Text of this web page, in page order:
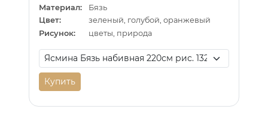
Материал:
Бязь
Цвет:
зеленый, голубой, оранжевый
Рисунок:
цветы, природа
Купить